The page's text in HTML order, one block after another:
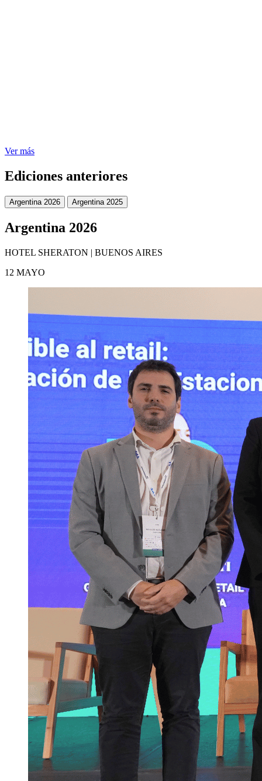
Ver más
Ediciones anteriores
Argentina 2026 Argentina 2025
Argentina 2026
HOTEL SHERATON | BUENOS AIRES
12 MAYO